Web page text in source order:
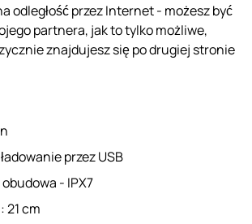
odległość przez Internet - możesz być
partnera, jak to tylko możliwe,
znajdujesz się po drugiej stronie
przez USB
- IPX7
21 cm